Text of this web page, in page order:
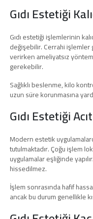
Gıdı Estetiği
Gıdı estetiği işlemlerinin
değişebilir. Cerrahi
verirken ameliyatsız
gerekebilir.
Sağlıklı beslenme, kilo
uzun süre korunmasına
Gıdı Estetiği
Modern estetik
tutulmaktadır. Çoğu işlem
uygulamalar eşliğinde
hissedilmez.
İşlem sonrasında hafif
ancak bu durum genellikle